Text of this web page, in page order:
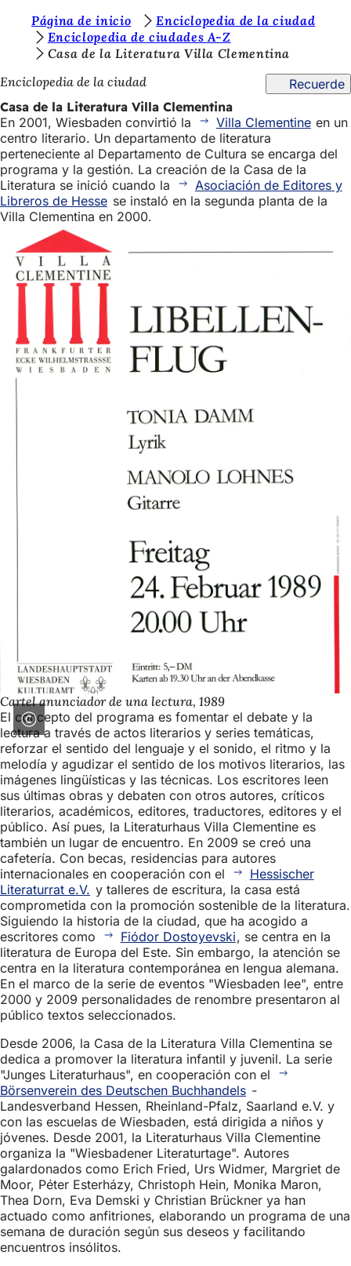
Saltar al contenido
t
á
s
a
q
u
í
Página de inicio
Enciclopedia de la ciudad
Enciclopedia de ciudades A-Z
Casa de la Literatura Villa Clementina
Enciclopedia de la ciudad
Recuerde
Casa de la Literatura Villa Clementina
En 2001, Wiesbaden convirtió la
Villa Clementine en un
centro literario. Un departamento de literatura
perteneciente al Departamento de Cultura se encarga del
programa y la gestión. La creación de la Casa de la
Literatura se inició cuando la
Asociación de Editores y
Libreros de Hesse se instaló en la segunda planta de la
Villa Clementina en 2000.
Cartel anunciador de una lectura, 1989
El concepto del programa es fomentar el debate y la
lectura a través de actos literarios y series temáticas,
reforzar el sentido del lenguaje y el sonido, el ritmo y la
melodía y agudizar el sentido de los motivos literarios, las
imágenes lingüísticas y las técnicas. Los escritores leen
sus últimas obras y debaten con otros autores, críticos
literarios, académicos, editores, traductores, editores y el
público. Así pues, la Literaturhaus Villa Clementine es
también un lugar de encuentro. En 2009 se creó una
cafetería. Con becas, residencias para autores
internacionales en cooperación con el
Hessischer
Literaturrat e.V. y talleres de escritura, la casa está
comprometida con la promoción sostenible de la literatura.
Siguiendo la historia de la ciudad, que ha acogido a
escritores como
Fiódor Dostoyevski, se centra en la
literatura de Europa del Este. Sin embargo, la atención se
centra en la literatura contemporánea en lengua alemana.
En el marco de la serie de eventos "Wiesbaden lee", entre
2000 y 2009 personalidades de renombre presentaron al
público textos seleccionados.
Desde 2006, la Casa de la Literatura Villa Clementina se
dedica a promover la literatura infantil y juvenil. La serie
"Junges Literaturhaus", en cooperación con el
Börsenverein des Deutschen Buchhandels -
Landesverband Hessen, Rheinland-Pfalz, Saarland e.V. y
con las escuelas de Wiesbaden, está dirigida a niños y
jóvenes. Desde 2001, la Literaturhaus Villa Clementine
organiza la "Wiesbadener Literaturtage". Autores
galardonados como Erich Fried, Urs Widmer, Margriet de
Moor, Péter Esterházy, Christoph Hein, Monika Maron,
Thea Dorn, Eva Demski y Christian Brückner ya han
actuado como anfitriones, elaborando un programa de una
semana de duración según sus deseos y facilitando
encuentros insólitos.